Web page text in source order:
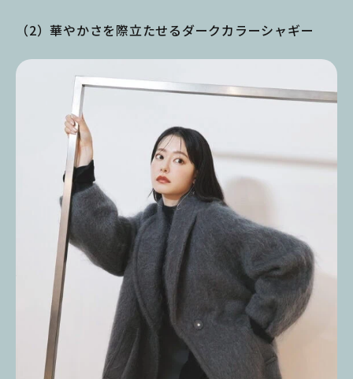
（2）華やかさを際立たせるダークカラーシャギー